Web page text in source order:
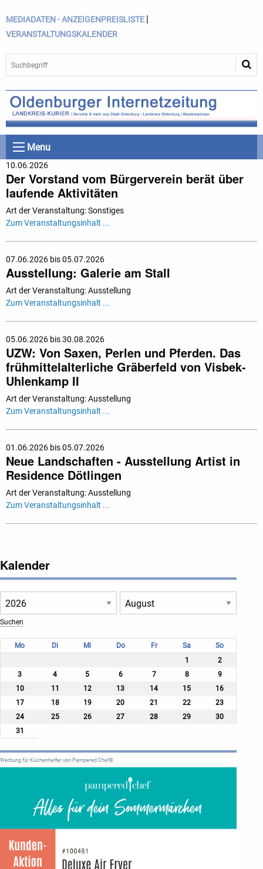
MEDIADATEN - ANZEIGENPREISLISTE |
VERANSTALTUNGSKALENDER
Menu
10.06.2026
Der Vorstand vom Bürgerverein berät über
laufende Aktivitäten
Art der Veranstaltung: Sonstiges
Zum Veranstaltungsinhalt ...
07.06.2026 bis 05.07.2026
Ausstellung: Galerie am Stall
Art der Veranstaltung: Ausstellung
Zum Veranstaltungsinhalt ...
05.06.2026 bis 30.08.2026
UZW: Von Saxen, Perlen und Pferden. Das
frühmittelalterliche Gräberfeld von Visbek-
Uhlenkamp II
Art der Veranstaltung: Ausstellung
Zum Veranstaltungsinhalt ...
01.06.2026 bis 05.07.2026
Neue Landschaften - Ausstellung Artist in
Residence Dötlingen
Art der Veranstaltung: Ausstellung
Zum Veranstaltungsinhalt ...
Kalender
Mo Di Mi Do Fr Sa
So
1
2
3
4 5 6 7 8
9
10
11 12 13 14 15
16
17
18 19 20 21 22
23
24
25 26 27 28 29
30
31
Werbung für Küchenhelfer von Pampered Chef®